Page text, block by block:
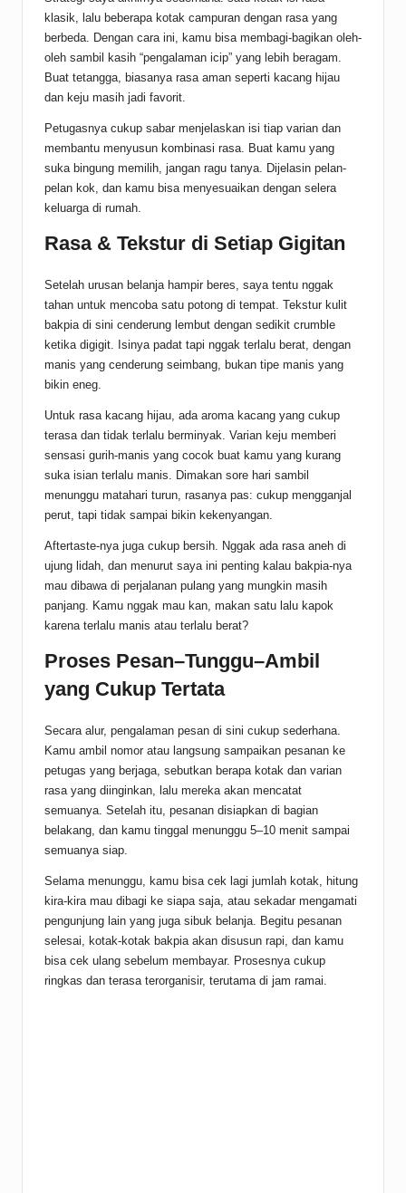
klasik, lalu beberapa kotak campuran dengan rasa yang
berbeda. Dengan cara ini, kamu bisa membagi-bagikan oleh-
oleh sambil kasih “pengalaman icip” yang lebih beragam.
Buat tetangga, biasanya rasa aman seperti kacang hijau
dan keju masih jadi favorit.
Petugasnya cukup sabar menjelaskan isi tiap varian dan
membantu menyusun kombinasi rasa. Buat kamu yang
suka bingung memilih, jangan ragu tanya. Dijelasin pelan-
pelan kok, dan kamu bisa menyesuaikan dengan selera
keluarga di rumah.
Rasa & Tekstur di Setiap Gigitan
Setelah urusan belanja hampir beres, saya tentu nggak
tahan untuk mencoba satu potong di tempat. Tekstur kulit
bakpia di sini cenderung lembut dengan sedikit crumble
ketika digigit. Isinya padat tapi nggak terlalu berat, dengan
manis yang cenderung seimbang, bukan tipe manis yang
bikin eneg.
Untuk rasa kacang hijau, ada aroma kacang yang cukup
terasa dan tidak terlalu berminyak. Varian keju memberi
sensasi gurih-manis yang cocok buat kamu yang kurang
suka isian terlalu manis. Dimakan sore hari sambil
menunggu matahari turun, rasanya pas: cukup mengganjal
perut, tapi tidak sampai bikin kekenyangan.
Aftertaste-nya juga cukup bersih. Nggak ada rasa aneh di
ujung lidah, dan menurut saya ini penting kalau bakpia-nya
mau dibawa di perjalanan pulang yang mungkin masih
panjang. Kamu nggak mau kan, makan satu lalu kapok
karena terlalu manis atau terlalu berat?
Proses Pesan–Tunggu–Ambil
yang Cukup Tertata
Secara alur, pengalaman pesan di sini cukup sederhana.
Kamu ambil nomor atau langsung sampaikan pesanan ke
petugas yang berjaga, sebutkan berapa kotak dan varian
rasa yang diinginkan, lalu mereka akan mencatat
semuanya. Setelah itu, pesanan disiapkan di bagian
belakang, dan kamu tinggal menunggu 5–10 menit sampai
semuanya siap.
Selama menunggu, kamu bisa cek lagi jumlah kotak, hitung
kira-kira mau dibagi ke siapa saja, atau sekadar mengamati
pengunjung lain yang juga sibuk belanja. Begitu pesanan
selesai, kotak-kotak bakpia akan disusun rapi, dan kamu
bisa cek ulang sebelum membayar. Prosesnya cukup
ringkas dan terasa terorganisir, terutama di jam ramai.